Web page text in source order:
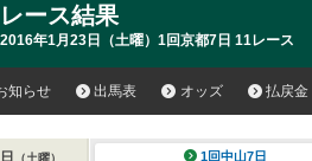
レース結果
2016年1月23日（土曜）1回京都7日 11レース
知らせ 出馬表 オッズ 払戻金
（土曜） 1回中山7日